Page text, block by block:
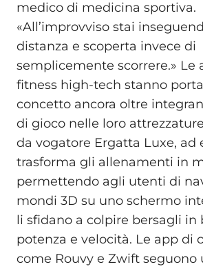
medico di medicina sportiva.
«All’improvviso stai
distanza e scoperta invece di
semplicemente scorrere.» Le
fitness high-tech stanno
concetto ancora oltre
di gioco nelle loro
da vogatore Ergatta Luxe, ad
trasforma gli allenamenti in
permettendo agli utenti di
mondi 3D su uno schermo
li sfidano a colpire bersagli in
potenza e velocità. Le app di
come Rouvy e Zwift seguono